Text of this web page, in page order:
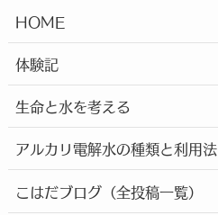
HOME
体験記
生命と水を考える
アルカリ電解水の種類と利用法
こはだブログ（全投稿一覧）